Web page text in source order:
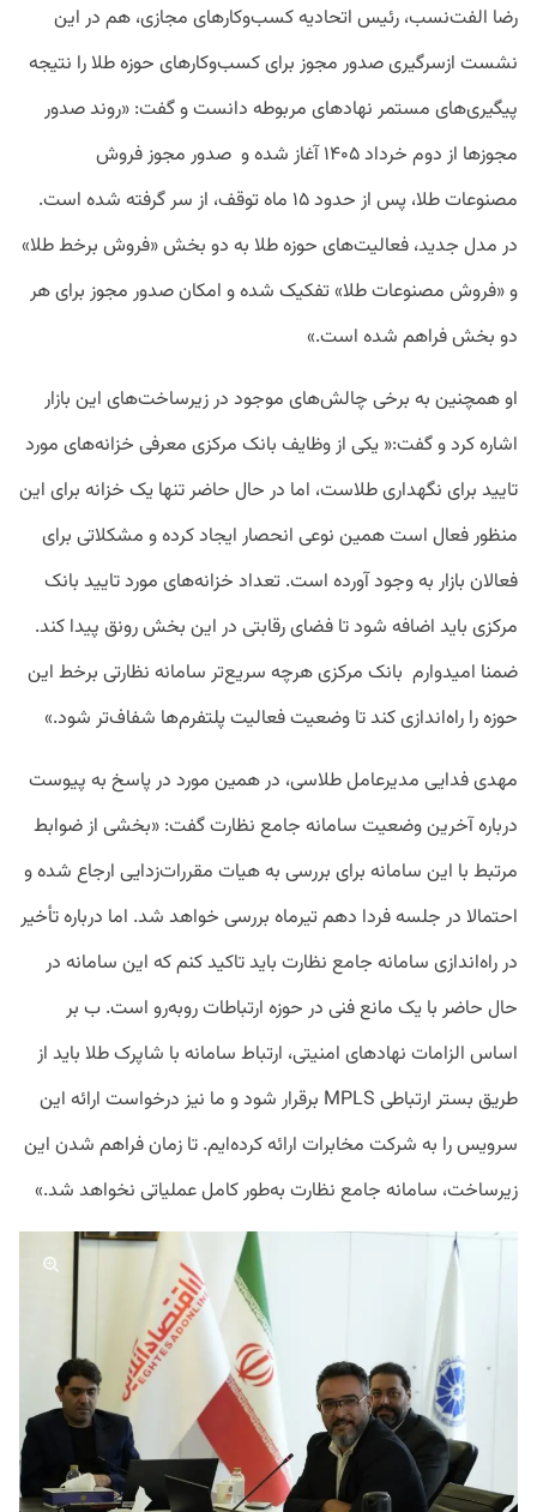
رضا الفت‌نسب، رئیس اتحادیه کسب‌وکارهای مجازی، هم در این
نشست ازسرگیری صدور مجوز برای کسب‌وکارهای حوزه طلا را نتیجه
پیگیری‌های مستمر نهادهای مربوطه دانست و گفت: «روند صدور
مجوزها از دوم خرداد ۱۴۰۵ آغاز شده و صدور مجوز فروش
مصنوعات طلا، پس از حدود ۱۵ ماه توقف، از سر گرفته شده است.
در مدل جدید، فعالیت‌های حوزه طلا به دو بخش «فروش برخط طلا»
و «فروش مصنوعات طلا» تفکیک شده و امکان صدور مجوز برای هر
دو بخش فراهم شده است.»
او همچنین به برخی چالش‌های موجود در زیرساخت‌های این بازار
اشاره کرد و گفت:« یکی از وظایف بانک مرکزی معرفی خزانه‌های مورد
تایید برای نگهداری طلاست، اما در حال حاضر تنها یک خزانه برای این
منظور فعال است همین نوعی انحصار ایجاد کرده و مشکلاتی برای
فعالان بازار به وجود آورده است. تعداد خزانه‌های مورد تایید بانک
مرکزی باید اضافه شود تا فضای رقابتی در این بخش رونق پیدا کند.
ضمنا امیدوارم بانک مرکزی هرچه سریع‌تر سامانه نظارتی برخط این
حوزه را راه‌اندازی کند تا وضعیت فعالیت پلتفرم‌ها شفاف‌تر شود.»
مهدی فدایی مدیرعامل طلاسی، در همین مورد در پاسخ به پیوست
درباره آخرین وضعیت سامانه جامع نظارت گفت: «بخشی از ضوابط
مرتبط با این سامانه برای بررسی به هیات مقررات‌زدایی ارجاع شده و
احتمالا در جلسه فردا دهم تیرماه بررسی خواهد شد. اما درباره تأخیر
در راه‌اندازی سامانه جامع نظارت باید تاکید کنم که این سامانه در
حال حاضر با یک مانع فنی در حوزه ارتباطات روبه‌رو است. ب بر
اساس الزامات نهادهای امنیتی، ارتباط سامانه با شاپرک طلا باید از
طریق بستر ارتباطی MPLS برقرار شود و ما نیز درخواست ارائه این
سرویس را به شرکت مخابرات ارائه کرده‌ایم. تا زمان فراهم شدن این
زیرساخت، سامانه جامع نظارت به‌طور کامل عملیاتی نخواهد شد.»